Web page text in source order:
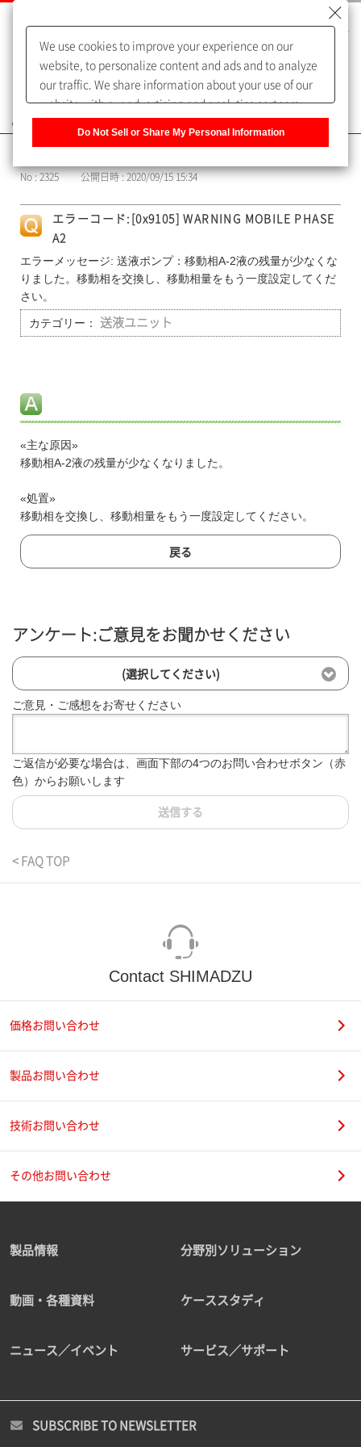
よくあるご質問（FAQ）
No : 2325 公開日時 : 2020/09/15 15:34
エラーコード:[0x9105] WARNING MOBILE PHASE
A2
エラーメッセージ: 送液ポンプ：移動相A-2液の残量が少なくな
りました。移動相を交換し、移動相量をもう一度設定してくだ
さい。
カテゴリー： 送液ユニット
«主な原因»
移動相A-2液の残量が少なくなりました。
«処置»
移動相を交換し、移動相量をもう一度設定してください。
戻る
アンケート:ご意見をお聞かせください
(選択してください)
ご意見・ご感想をお寄せください
ご返信が必要な場合は、画面下部の4つのお問い合わせボタン（赤
色）からお願いします
送信する
< FAQ TOP
Contact SHIMADZU
価格お問い合わせ
製品お問い合わせ
技術お問い合わせ
その他お問い合わせ
製品情報 分野別ソリューション
動画・各種資料 ケーススタディ
ニュース／イベント サービス／サポート
SUBSCRIBE TO NEWSLETTER
We use cookies to improve your experience on our
website, to personalize content and ads and to analyze
our traffic. We share information about your use of our
website with our advertising and analytics partners,
of our sharing information about you with our partners.
Information] to customize your cookie settings on our
website.
Do Not Sell or Share My Personal Information